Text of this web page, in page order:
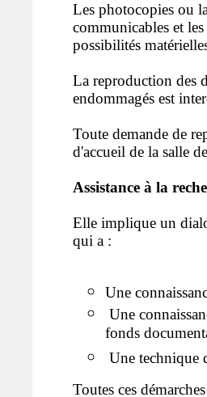
Les photocopies ou
communicables et
possibilités
La reproduction des
endommagés est
Toute demande de
d'accueil de la salle
Assistance à la
Elle implique un
qui a :
Une
Une
fonds
Une technique
Toutes ces